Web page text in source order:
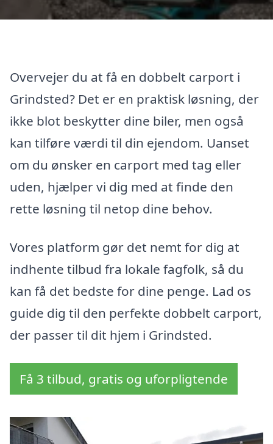
Overvejer du at få en dobbelt carport i
Grindsted? Det er en praktisk løsning, der
ikke blot beskytter dine biler, men også
kan tilføre værdi til din ejendom. Uanset
om du ønsker en carport med tag eller
uden, hjælper vi dig med at finde den
rette løsning til netop dine behov.
Vores platform gør det nemt for dig at
indhente tilbud fra lokale fagfolk, så du
kan få det bedste for dine penge. Lad os
guide dig til den perfekte dobbelt carport,
der passer til dit hjem i Grindsted.
Få 3 tilbud, gratis og uforpligtende